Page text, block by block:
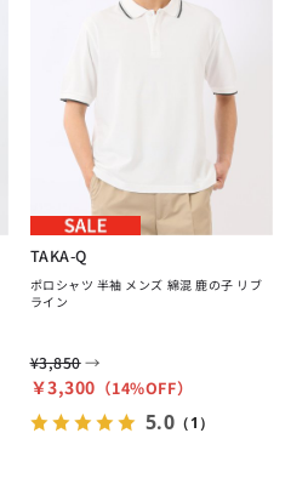
TAKA-Q
ポロシャツ 半袖 メンズ 綿混 鹿の子 リブ
ライン
¥3,850 →
￥3,300 （14%OFF）
5.0 （1）